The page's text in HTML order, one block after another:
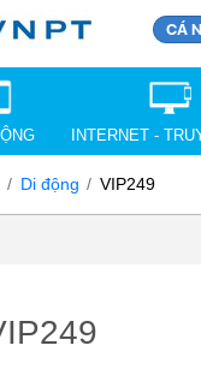
CÁ
INTERNET -
Di động VIP249